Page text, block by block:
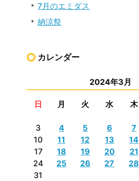
7月のエミダス
納涼祭
カレンダー
2024年3月
日 月 火 水 木
3
4 5 6 7
10
11 12 13 14
17
18 19 20 21
24
25 26 27 28
31